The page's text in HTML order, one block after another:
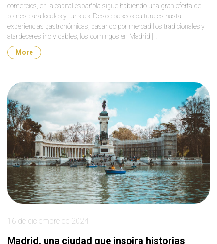
comercios, en la capital española sigue habiendo una gran oferta de
planes para locales y turistas. Desde paseos culturales hasta
experiencias gastronómicas, pasando por mercadillos tradicionales y
atardeceres inolvidables, los domingos en Madrid […]
More
16 de diciembre de 2024
Madrid, una ciudad que inspira historias